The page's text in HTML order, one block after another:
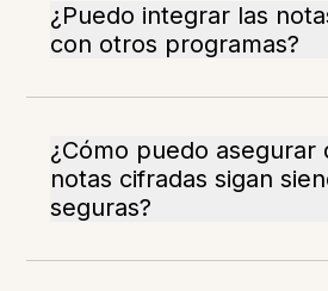
¿Puedo integrar las
con otros programas?
¿Cómo puedo asegurar
notas cifradas sigan
seguras?